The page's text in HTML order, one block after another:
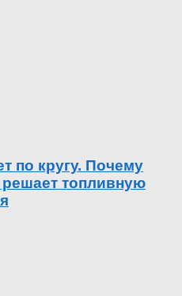
по кругу. Почему
решает топливную